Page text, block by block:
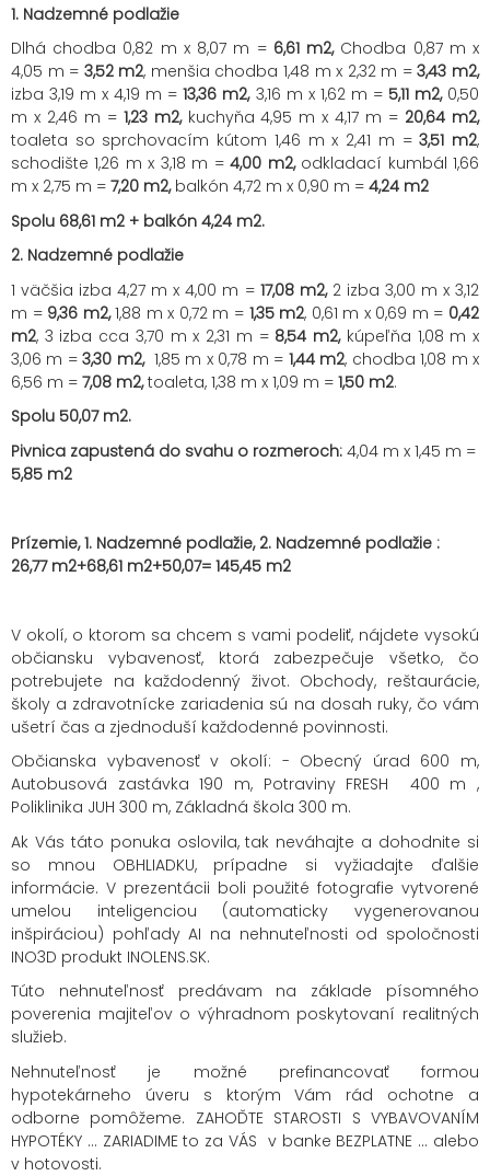
1. Nadzemné podlažie
Dlhá chodba 0,82 m x 8,07 m = 6,61 m2,Chodba 0,87 m x
4,05 m = 3,52 m2, menšia chodba 1,48 m x 2,32 m =3,43 m2,
izba 3,19 m x 4,19 m =13,36 m2, 3,16 m x 1,62 m =5,11 m2, 0,50
m x 2,46 m =1,23 m2, kuchyňa 4,95 m x 4,17 m = 20,64 m2,
toaleta so sprchovacím kútom 1,46 m x 2,41 m =3,51 m2,
schodište 1,26 m x 3,18 m =4,00 m2, odkladací kumbál 1,66
m x 2,75 m = 7,20 m2,balkón 4,72 m x 0,90 m = 4,24 m2
Spolu 68,61 m2 + balkón 4,24 m2.
2. Nadzemné podlažie
1 väčšia izba 4,27 m x 4,00 m = 17,08 m2, 2 izba 3,00 m x 3,12
m = 9,36 m2,1,88 m x 0,72 m = 1,35 m2, 0,61 m x 0,69 m = 0,42
m2, 3 izba cca 3,70 m x 2,31 m = 8,54 m2, kúpeľňa 1,08 m x
3,06 m =3,30 m2, 1,85 m x 0,78 m = 1,44 m2, chodba 1,08 m x
6,56 m = 7,08 m2,toaleta, 1,38 m x 1,09 m = 1,50 m2.
Spolu 50,07 m2.
Pivnica zapustená do svahu o rozmeroch: 4,04 m x 1,45 m =
5,85 m2
Prízemie, 1. Nadzemné podlažie, 2. Nadzemné podlažie :
26,77 m2+68,61 m2+50,07= 145,45 m2
V okolí, o ktorom sa chcem s vami podeliť, nájdete vysokú
občiansku vybavenosť, ktorá zabezpečuje všetko, čo
potrebujete na každodenný život. Obchody, reštaurácie,
školy a zdravotnícke zariadenia sú na dosah ruky, čo vám
ušetrí čas a zjednoduší každodenné povinnosti.
Občianska vybavenosť v okolí: - Obecný úrad 600 m,
Autobusová zastávka 190 m, Potraviny FRESH 400 m ,
Poliklinika JUH 300 m, Základná škola 300 m.
Ak Vás táto ponuka oslovila, tak neváhajte a dohodnite si
so mnou OBHLIADKU, prípadne si vyžiadajte ďalšie
informácie. V prezentácii boli použité fotografie vytvorené
umelou inteligenciou (automaticky vygenerovanou
inšpiráciou) pohľady AI na nehnuteľnosti od spoločnosti
INO3D produkt INOLENS.SK.
Túto nehnuteľnosť predávam na základe písomného
poverenia majiteľov o výhradnom poskytovaní realitných
služieb.
Nehnuteľnosť je možné prefinancovať formou
hypotekárneho úveru s ktorým Vám rád ochotne a
odborne pomôžeme. ZAHOĎTE STAROSTI S VYBAVOVANÍM
HYPOTÉKY ... ZARIADIME to za VÁS v banke BEZPLATNE ... alebo
v hotovosti.